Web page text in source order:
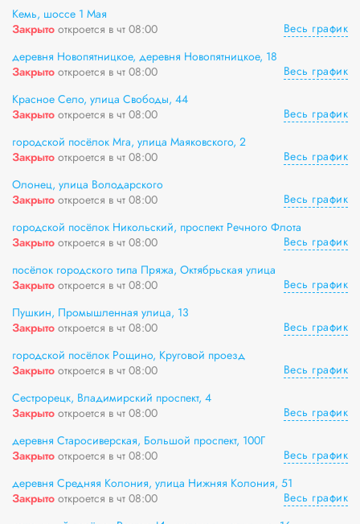
Кемь, шоссе 1 Мая
Закрыто откроется в чт 08:00
Весь график
деревня Новопятницкое, деревня Новопятницкое, 18
Закрыто откроется в чт 08:00
Весь график
Красное Село, улица Свободы, 44
Закрыто откроется в чт 08:00
Весь график
городской посёлок Мга, улица Маяковского, 2
Закрыто откроется в чт 08:00
Весь график
Олонец, улица Володарского
Закрыто откроется в чт 08:00
Весь график
городской посёлок Никольский, проспект Речного Флота
Закрыто откроется в чт 08:00
Весь график
посёлок городского типа Пряжа, Октябрьская улица
Закрыто откроется в чт 08:00
Весь график
Пушкин, Промышленная улица, 13
Закрыто откроется в чт 08:00
Весь график
городской посёлок Рощино, Круговой проезд
Закрыто откроется в чт 08:00
Весь график
Сестрорецк, Владимирский проспект, 4
Закрыто откроется в чт 08:00
Весь график
деревня Старосиверская, Большой проспект, 100Г
Закрыто откроется в чт 08:00
Весь график
деревня Средняя Колония, улица Нижняя Колония, 51
Закрыто откроется в чт 08:00
Весь график